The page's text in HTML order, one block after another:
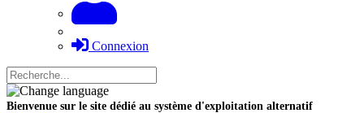
Connexion
Bienvenue sur le site dédié au système d'exploitation alternatif